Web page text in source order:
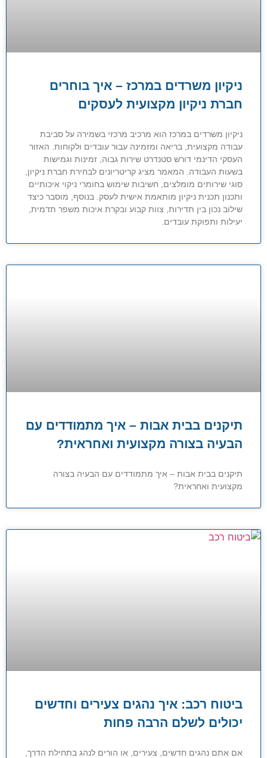
ניקיון משרדים במרכז – איך בוחרים
חברת ניקיון מקצועית לעסקים
ניקיון משרדים במרכז הוא מרכיב מרכזי בשמירה על סביבת
עבודה מקצועית, בריאה ומזמינה עבור עובדים ולקוחות. האזור
העסקי הדינמי דורש סטנדרט שירות גבוה, זמינות וגמישות
בשעות העבודה. המאמר מציג קריטריונים לבחירת חברת ניקיון,
סוגי שירותים מומלצים, חשיבות שימוש בחומרי ניקוי איכותיים
ותכנון תכנית ניקיון מותאמת אישית לעסק. בנוסף, מוסבר כיצד
שילוב נכון בין תדירות, צוות קבוע ובקרת איכות משפר תדמית,
יעילות ותפוקת עובדים.
תיקנים בבית אבות – איך מתמודדים עם
הבעיה בצורה מקצועית ואחראית?
תיקנים בבית אבות – איך מתמודדים עם הבעיה בצורה
מקצועית ואחראית?
ביטוח רכב: איך נהגים צעירים וחדשים
יכולים לשלם הרבה פחות
אם אתם נהגים חדשים, צעירים, או הורים לנהג בתחילת הדרך,